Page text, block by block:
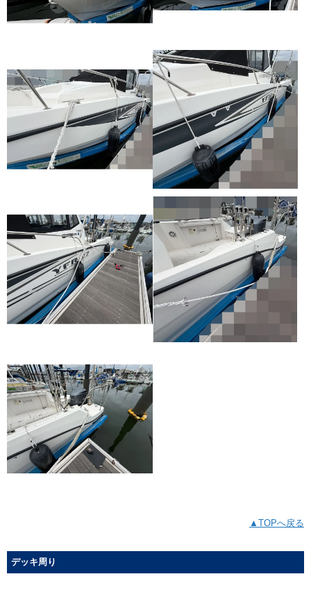
▲TOPへ戻る
デッキ周り